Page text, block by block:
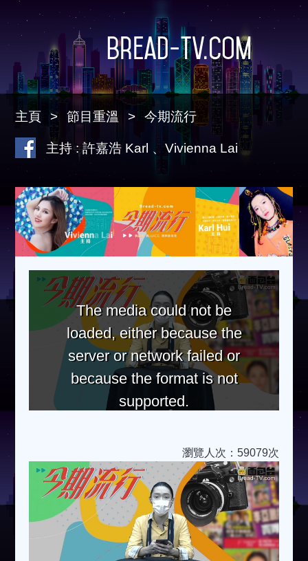
Bread-TV.com
主頁 節目重溫 今期流行
主持 : 許嘉浩 Karl 、Vivienna Lai
The media could not be
loaded, either because the
server or network failed or
because the format is not
supported.
瀏覽人次：59079次